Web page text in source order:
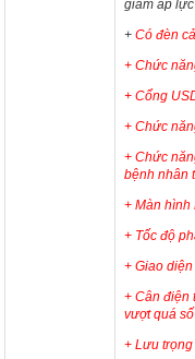
giảm áp
+Có đèn
+ Chức
+ Cổng
+ Chức
+ Chức
bệnh nhân
+ Màn hình
+ Tốc độ
+ Giao
+ Cân điện
vượt quá
+ Lưu